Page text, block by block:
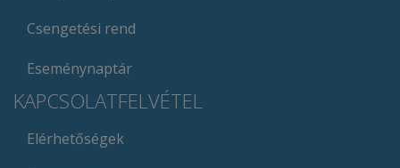
Csengetési rend
Eseménynaptár
KAPCSOLATFELVÉTEL
Elérhetőségek